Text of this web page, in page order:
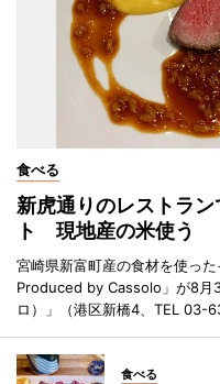
食べる
新虎通りのレストラ
ト 現地産の米使う
宮崎県新富町産の食材を使っ
Produced by Cassolo」が8月
ロ）」（港区新橋4、TEL 03-
食べる